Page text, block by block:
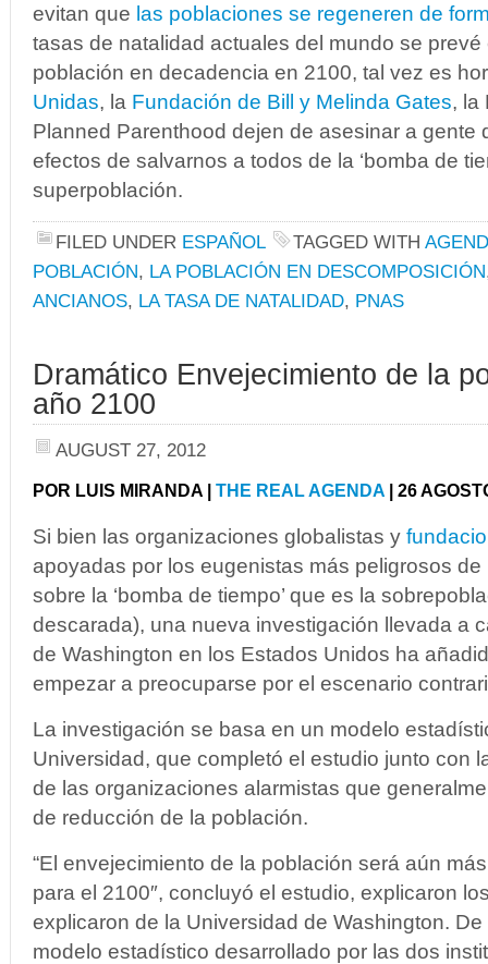
evitan que las poblaciones se regeneren de
tasas de natalidad actuales del mundo se
población en decadencia en 2100, tal vez es
Unidas, la Fundación de Bill y Melinda Gates, la
Planned Parenthood dejen de asesinar a gente
efectos de salvarnos a todos de la ‘bomba de
superpoblación.
FILED UNDER ESPAÑOL TAGGED WITH
POBLACIÓN, LA POBLACIÓN EN DESCOMPOSICIÓN
ANCIANOS, LA TASA DE NATALIDAD, PNAS
Dramático Envejecimiento de la
año 2100
AUGUST 27, 2012
POR LUIS MIRANDA | THE REAL AGENDA | 26
Si bien las organizaciones globalistas y
apoyadas por los eugenistas más peligrosos
sobre la ‘bomba de tiempo’ que es la
descarada), una nueva investigación llevada a
de Washington en los Estados Unidos ha
empezar a preocuparse por el escenario
La investigación se basa en un modelo
Universidad, que completó el estudio junto con
de las organizaciones alarmistas que
de reducción de la población.
“El envejecimiento de la población será aún
para el 2100″, concluyó el estudio, explicaron
explicaron de la Universidad de Washington.
modelo estadístico desarrollado por las dos